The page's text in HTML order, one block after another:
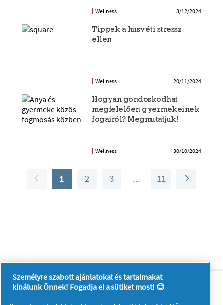
Wellness 3/12/2024
Tippek a husvéti stressz
ellen
Wellness 20/11/2024
Hogyan gondoskodhat
megfelelően gyermekeinek
fogairól? Megmutatjuk!
Wellness 30/10/2024
1 2 3 11
Rólunk
Kapcsolatfelvétel
A pg.com felkeresése
Személyre szabott ajánlatokat és tartalmakat
kínálunk Önnek! Fogadja el a sütiket most! 😊